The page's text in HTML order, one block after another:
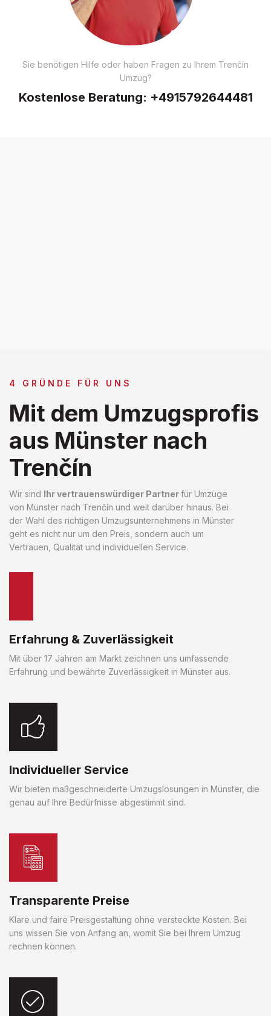
Sie benötigen Hilfe oder haben Fragen zu Ihrem Trenčín
Umzug?
Kostenlose Beratung: +4915792644481
4 GRÜNDE FÜR UNS
Mit dem Umzugsprofis
aus Münster nach
Trenčín
Wir sind Ihr vertrauenswürdiger Partnerfür Umzüge
von Münster nach Trenčín und weit darüber hinaus. Bei
der Wahl des richtigen Umzugsunternehmens in Münster
geht es nicht nur um den Preis, sondern auch um
Vertrauen, Qualität und individuellen Service.
Erfahrung & Zuverlässigkeit
Mit über 17 Jahren am Markt zeichnen uns umfassende
Erfahrung und bewährte Zuverlässigkeit in Münster aus.
Individueller Service
Wir bieten maßgeschneiderte Umzugslösungen in Münster, die
genau auf Ihre Bedürfnisse abgestimmt sind.
Transparente Preise
Klare und faire Preisgestaltung ohne versteckte Kosten. Bei
uns wissen Sie von Anfang an, womit Sie bei Ihrem Umzug
rechnen können.